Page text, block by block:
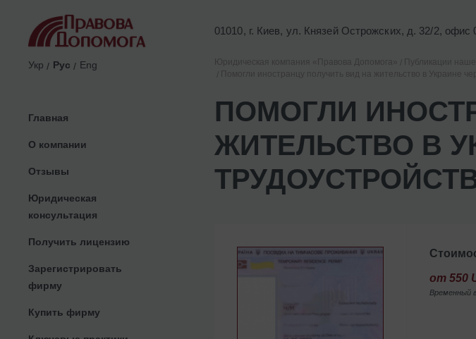
01010, г. Киев, ул. Князей Острожских, д. 32/2, офис
Укр Рус Eng
Главная
О компании
Отзывы
Юридическая
консультация
Получить лицензию
Зарегистрировать
фирму
Купить фирму
ПОМОГЛИ
ЖИТЕЛЬСТВО В
от 550
Временный